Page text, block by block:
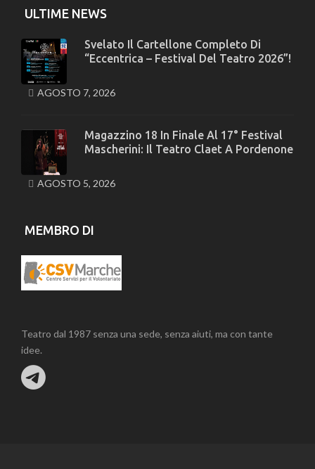
ULTIME NEWS
Svelato Il Cartellone Completo Di
“Eccentrica – Festival Del Teatro 2026”!
AGOSTO 7, 2026
Magazzino 18 In Finale Al 17° Festival
Mascherini: Il Teatro Claet A Pordenone
AGOSTO 5, 2026
MEMBRO DI
Teatro dal 1987 senza una sede, senza aiuti, ma con tante
idee.